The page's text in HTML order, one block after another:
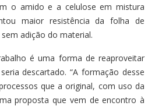
o amido e a celulose em mistura
maior resistência da folha de
adição do material.
é uma forma de reaproveitar
descartado. “A formação desse
que a original, com uso da
proposta que vem de encontro à